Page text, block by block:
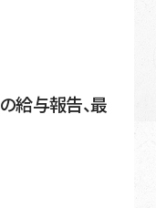
給与報告、最